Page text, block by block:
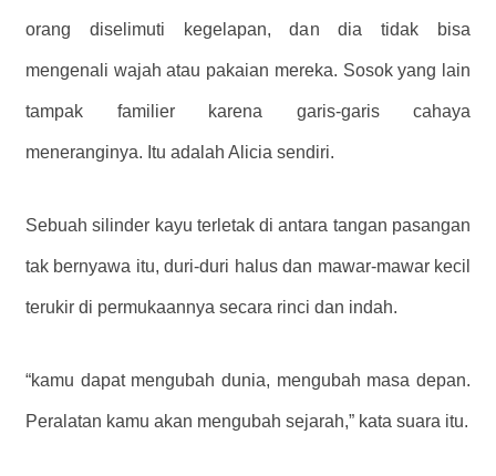
orang diselimuti kegelapan, dan dia tidak bisa
mengenali wajah atau pakaian mereka. Sosok yang lain
tampak familier karena garis-garis cahaya
meneranginya. Itu adalah Alicia sendiri.
Sebuah silinder kayu terletak di antara tangan pasangan
tak bernyawa itu, duri-duri halus dan mawar-mawar kecil
terukir di permukaannya secara rinci dan indah.
“kamu dapat mengubah dunia, mengubah masa depan.
Peralatan kamu akan mengubah sejarah,” kata suara itu.